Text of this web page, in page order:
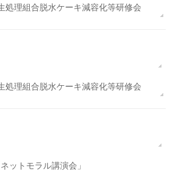
処理組合脱水ケーキ減容化等研修会
処理組合脱水ケーキ減容化等研修会
ットモラル講演会」